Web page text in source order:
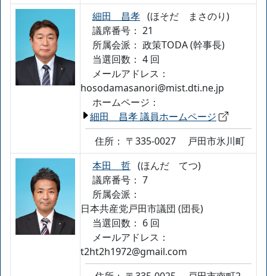
細田 昌孝 (ほそだ まさのり)
議席番号： 21
所属会派： 政策TODA (幹事長)
当選回数： 4 回
メールアドレス：
hosodamasanori@mist.dti.ne.jp
ホームページ：
細田 昌孝 議員ホームページ
住所： 〒335-0027
戸田市氷川町
本田 哲 (ほんだ てつ)
議席番号： 7
所属会派：
日本共産党戸田市議団 (団長)
当選回数： 6 回
メールアドレス：
t2ht2h1972@gmail.com